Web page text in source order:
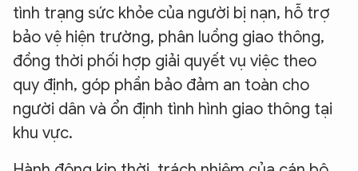
tình trạng sức khỏe của người bị nạn, hỗ trợ
bảo vệ hiện trường, phân luồng giao thông,
đồng thời phối hợp giải quyết vụ việc theo
quy định, góp phần bảo đảm an toàn cho
người dân và ổn định tình hình giao thông tại
khu vực.